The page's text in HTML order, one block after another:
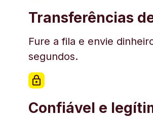
Transferências
Fure a fila e envie
segundos.
Confiável e